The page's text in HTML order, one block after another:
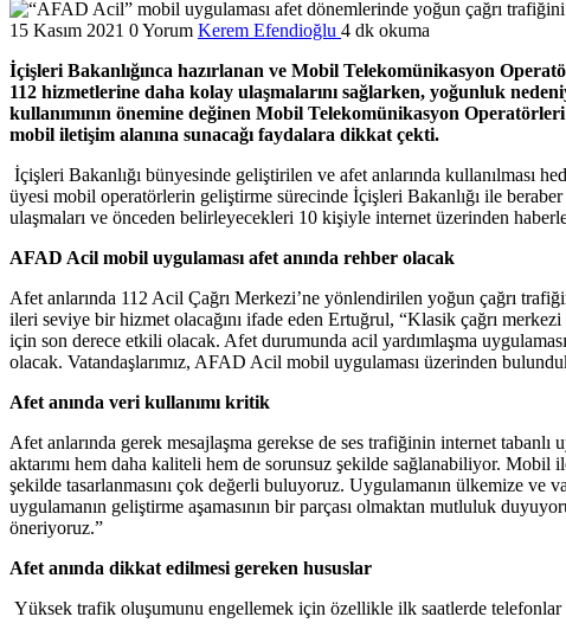
15 Kasım 2021 0 Yorum Kerem Efendioğlu 4 dk okuma
İçişleri Bakanlığınca hazırlanan ve Mobil Telekomünikasyon
112 hizmetlerine daha kolay ulaşmalarını sağlarken, yoğunluk
kullanımının önemine değinen Mobil Telekomünikasyon
mobil iletişim alanına sunacağı faydalara dikkat çekti.
İçişleri Bakanlığı bünyesinde geliştirilen ve afet anlarında kullanılması
üyesi mobil operatörlerin geliştirme sürecinde İçişleri Bakanlığı ile
ulaşmaları ve önceden belirleyecekleri 10 kişiyle internet üzerinden
AFAD Acil mobil uygulaması afet anında rehber olacak
Afet anlarında 112 Acil Çağrı Merkezi’ne yönlendirilen yoğun çağrı
ileri seviye bir hizmet olacağını ifade eden Ertuğrul, “Klasik çağrı
için son derece etkili olacak. Afet durumunda acil yardımlaşma
olacak. Vatandaşlarımız, AFAD Acil mobil uygulaması üzerinden
Afet anında veri kullanımı kritik
Afet anlarında gerek mesajlaşma gerekse de ses trafiğinin internet
aktarımı hem daha kaliteli hem de sorunsuz şekilde sağlanabiliyor. Mobil
şekilde tasarlanmasını çok değerli buluyoruz. Uygulamanın ülkemize ve
uygulamanın geliştirme aşamasının bir parçası olmaktan mutluluk
öneriyoruz.”
Afet anında dikkat edilmesi gereken hususlar
Yüksek trafik oluşumunu engellemek için özellikle ilk saatlerde telefonlar